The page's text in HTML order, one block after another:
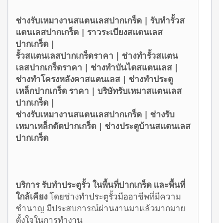
ช่างรับเหมางานสแตนเลสปากเกร็ด | รับทำรั้วส
แตนเลสปากเกร็ด | ราวระเบียงสแตนเลส
ปากเกร็ด |
รั้วสแตนเลสปากเกร็ดราคา | ช่างทำรั้วสแตน
เลสปากเกร็ดราคา | ช่างทำบันไดสแตนเลส |
ช่างทำโครงหลังคาสแตนเลส | ช่างทำประตู
เหล็กปากเกร็ด ราคา | บริษัทรับเหมาสแตนเลส
ปากเกร็ด |
ช่างรับเหมางานสแตนเลสปากเกร็ด | ช่างรับ
เหมาเหล็กดัดปากเกร็ด | ช่างประตูบ้านสแตนเลส
ปากเกร็ด
บริการ รับทำประตูรั้ว ในพื้นที่ปากเกร็ด และพื้นที่
ใกล้เคียงโดยช่างทำประตูรั้วมืออาชีพที่มีความ
ชำนาญ มีประสบการณ์ผ่านงานมาแล้วมากมาย
ตั้งใจในการทำงาน